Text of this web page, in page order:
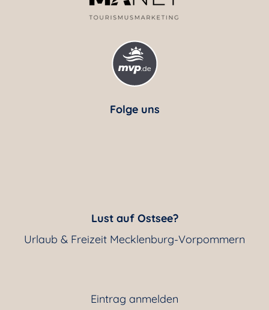
Folge uns
Lust auf Ostsee?
Urlaub & Freizeit Mecklenburg-Vorpommern
Eintrag anmelden